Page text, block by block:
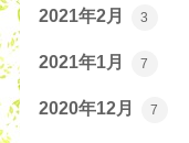
2021年2月 3
2021年1月 7
2020年12月 7